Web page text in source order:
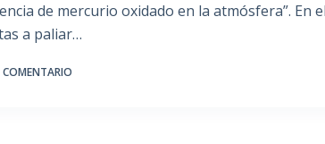
de mercurio oxidado en la atmósfera”. En
a paliar…
COMENTARIO